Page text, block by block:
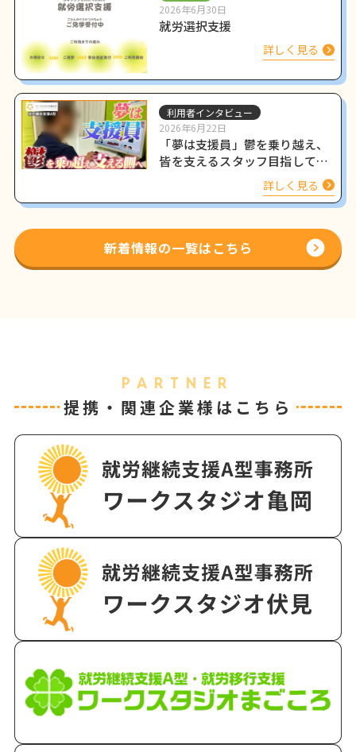
2026年6月30日
就労選択支援
詳しく見る
利用者インタビュー
2026年6月22日
「夢は支援員」鬱を乗り越え、
皆を支えるスタッフ目指して働
く姿をインタビュー詳しく見る
新着情報の一覧はこちら
PARTNER
提携・関連企業様はこちら